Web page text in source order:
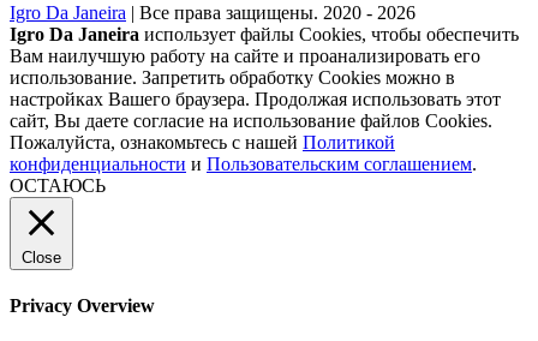
Igro Da Janeira | Все права защищены. 2020 - 2026
Igro Da Janeira использует файлы Cookies, чтобы обеспечить
Вам наилучшую работу на сайте и проанализировать его
использование. Запретить обработку Cookies можно в
настройках Вашего браузера. Продолжая использовать этот
сайт, Вы даете согласие на использование файлов Cookies.
Пожалуйста, ознакомьтесь с нашей Политикой
конфиденциальности и Пользовательским соглашением.
ОСТАЮСЬ
Close
Privacy Overview